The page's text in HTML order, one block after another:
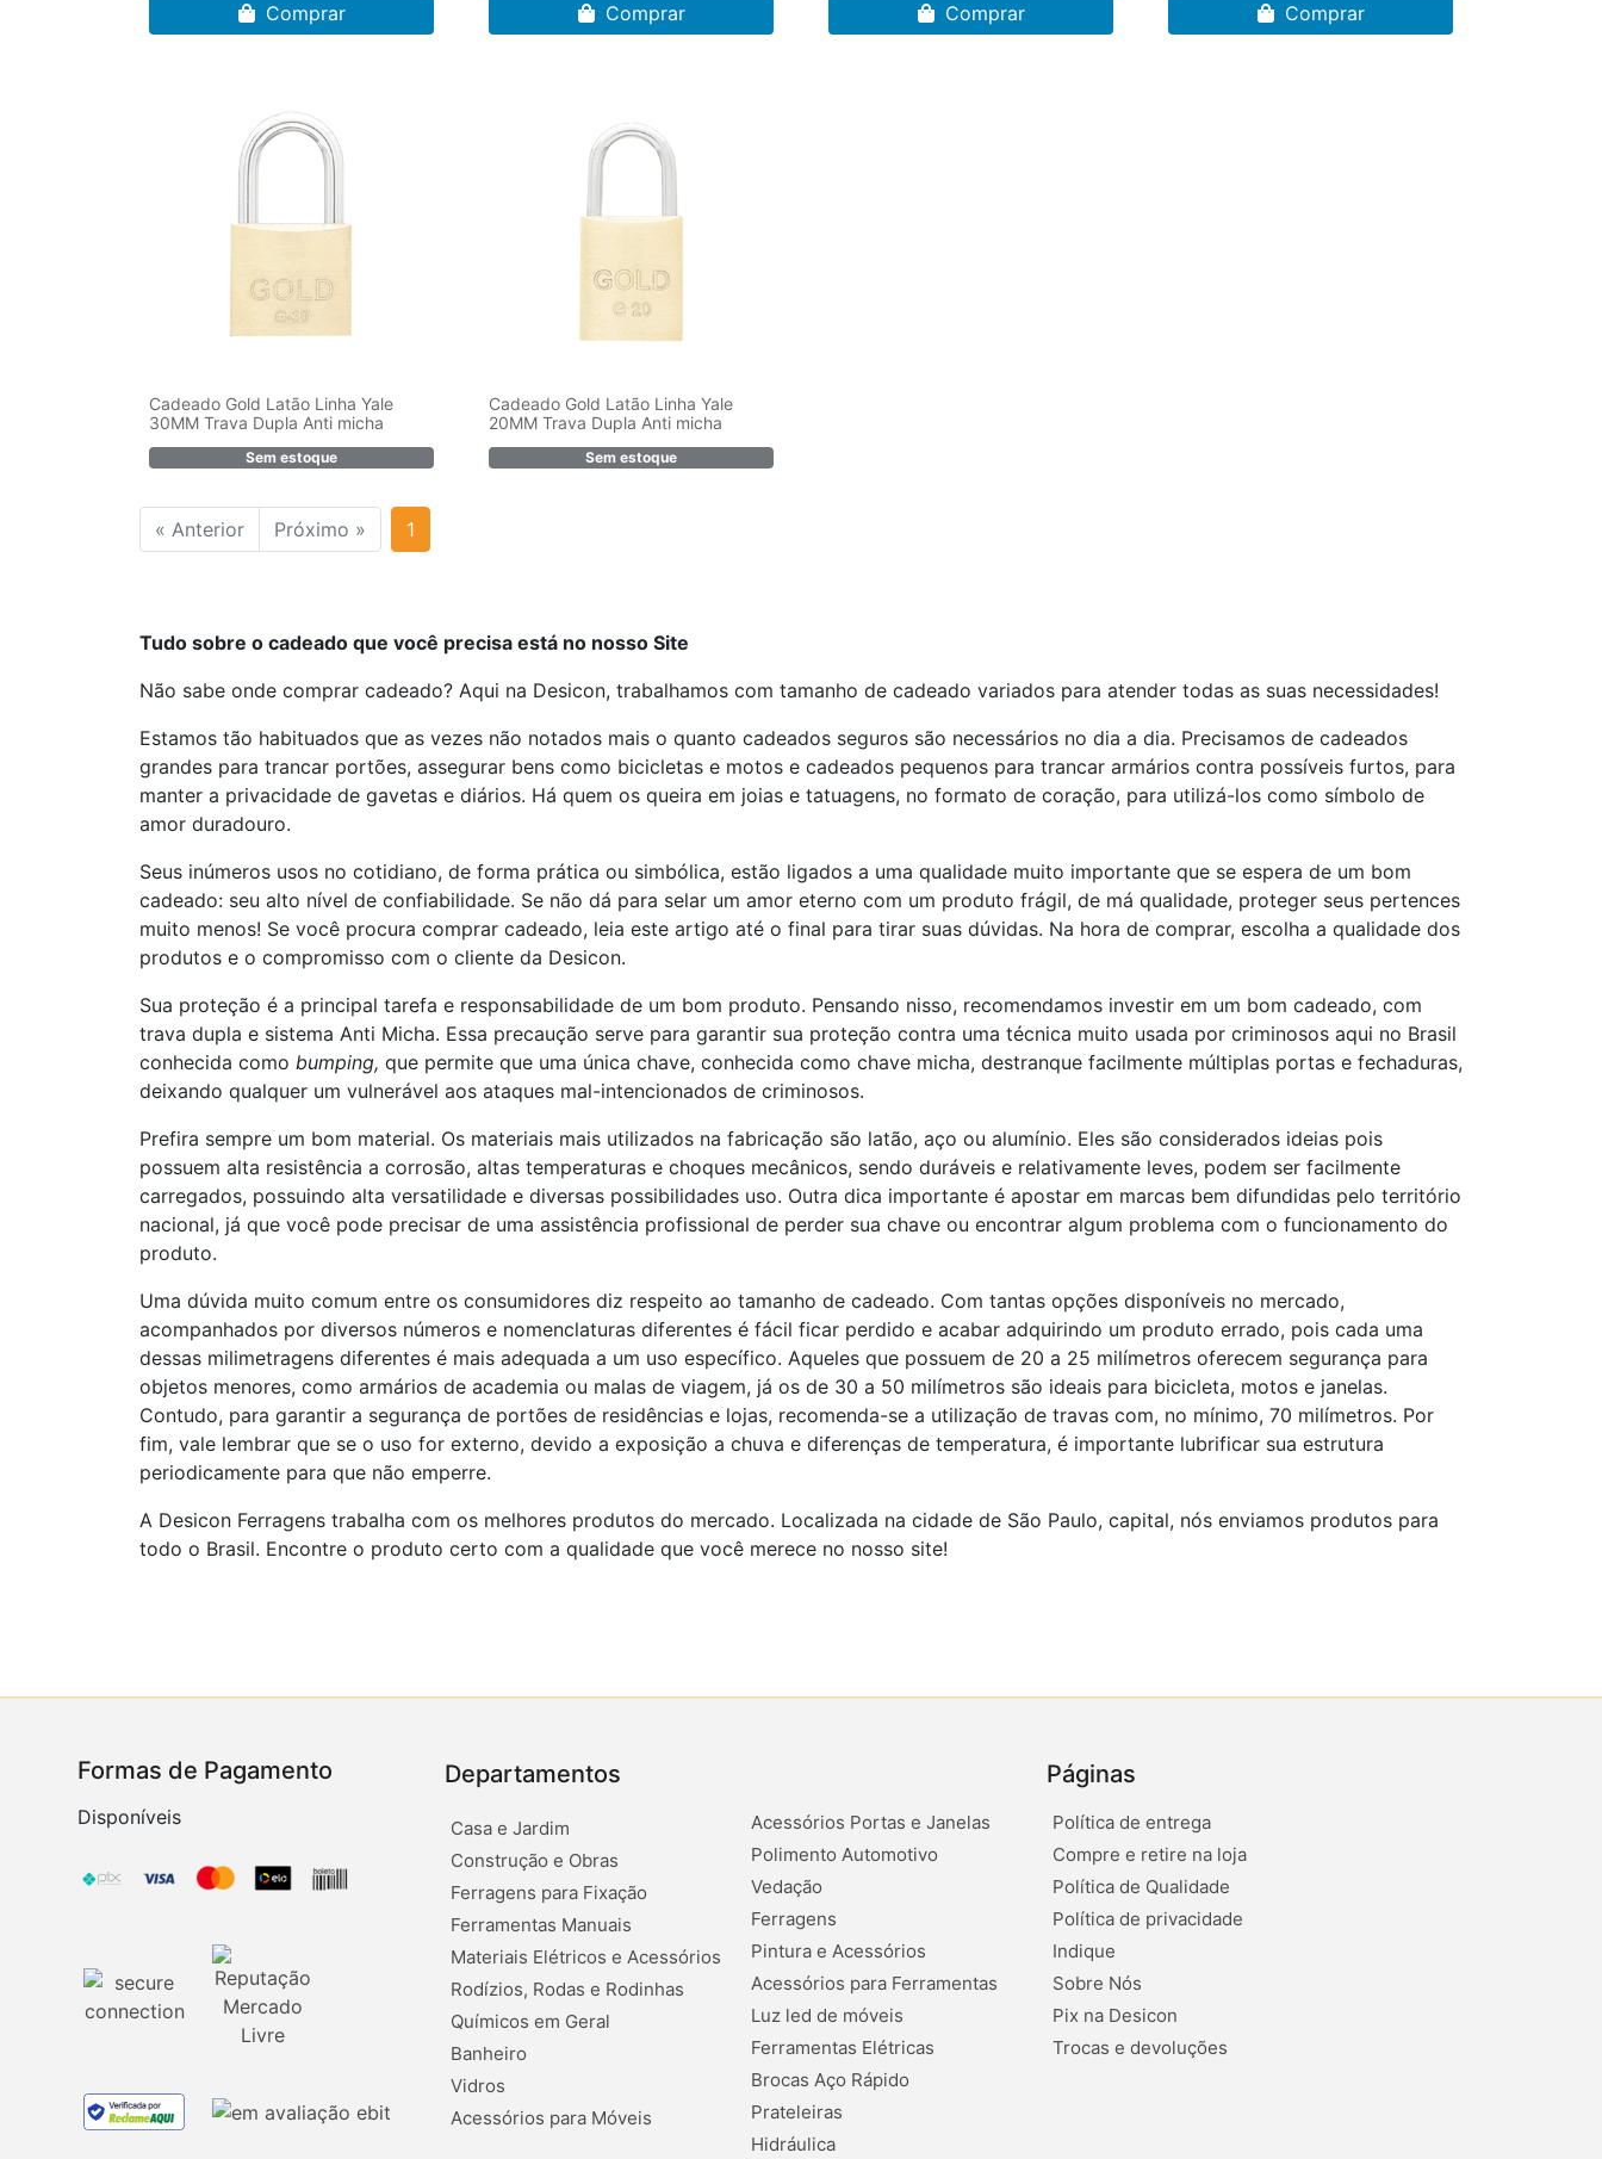
Comprar Comprar Comprar Comprar
Cadeado Gold Latão Linha Yale
30MM Trava Dupla Anti micha
Sem estoque
Cadeado Gold Latão Linha Yale
20MM Trava Dupla Anti micha
Sem estoque
« Anterior Próximo » 1
Tudo sobre o cadeado que você precisa está no nosso Site
Não sabe onde comprar cadeado? Aqui na Desicon, trabalhamos com tamanho de cadeado variados para atender todas as suas necessidades!
Estamos tão habituados que as vezes não notados mais o quanto cadeados seguros são necessários no dia a dia. Precisamos de cadeados
grandes para trancar portões, assegurar bens como bicicletas e motos e cadeados pequenos para trancar armários contra possíveis furtos, para
manter a privacidade de gavetas e diários. Há quem os queira em joias e tatuagens, no formato de coração, para utilizá-los como símbolo de
amor duradouro.
Seus inúmeros usos no cotidiano, de forma prática ou simbólica, estão ligados a uma qualidade muito importante que se espera de um bom
cadeado: seu alto nível de confiabilidade. Se não dá para selar um amor eterno com um produto frágil, de má qualidade, proteger seus pertences
muito menos! Se você procura comprar cadeado, leia este artigo até o final para tirar suas dúvidas. Na hora de comprar, escolha a qualidade dos
produtos e o compromisso com o cliente da Desicon.
Sua proteção é a principal tarefa e responsabilidade de um bom produto. Pensando nisso, recomendamos investir em um bom cadeado, com
trava dupla e sistema Anti Micha. Essa precaução serve para garantir sua proteção contra uma técnica muito usada por criminosos aqui no Brasil
conhecida como bumping, que permite que uma única chave, conhecida como chave micha, destranque facilmente múltiplas portas e fechaduras,
deixando qualquer um vulnerável aos ataques mal-intencionados de criminosos.
Prefira sempre um bom material. Os materiais mais utilizados na fabricação são latão, aço ou alumínio. Eles são considerados ideias pois
possuem alta resistência a corrosão, altas temperaturas e choques mecânicos, sendo duráveis e relativamente leves, podem ser facilmente
carregados, possuindo alta versatilidade e diversas possibilidades uso. Outra dica importante é apostar em marcas bem difundidas pelo território
nacional, já que você pode precisar de uma assistência profissional de perder sua chave ou encontrar algum problema com o funcionamento do
produto.
Uma dúvida muito comum entre os consumidores diz respeito ao tamanho de cadeado. Com tantas opções disponíveis no mercado,
acompanhados por diversos números e nomenclaturas diferentes é fácil ficar perdido e acabar adquirindo um produto errado, pois cada uma
dessas milimetragens diferentes é mais adequada a um uso específico. Aqueles que possuem de 20 a 25 milímetros oferecem segurança para
objetos menores, como armários de academia ou malas de viagem, já os de 30 a 50 milímetros são ideais para bicicleta, motos e janelas.
Contudo, para garantir a segurança de portões de residências e lojas, recomenda-se a utilização de travas com, no mínimo, 70 milímetros. Por
fim, vale lembrar que se o uso for externo, devido a exposição a chuva e diferenças de temperatura, é importante lubrificar sua estrutura
periodicamente para que não emperre.
A Desicon Ferragens trabalha com os melhores produtos do mercado. Localizada na cidade de São Paulo, capital, nós enviamos produtos para
todo o Brasil. Encontre o produto certo com a qualidade que você merece no nosso site!
Departamentos
Casa e Jardim
Construção e Obras
Ferragens para Fixação
Ferramentas Manuais
Materiais Elétricos e Acessórios
Rodízios, Rodas e Rodinhas
Químicos em Geral
Banheiro
Vidros
Acessórios para Móveis
Acessórios Portas e Janelas
Polimento Automotivo
Vedação
Ferragens
Pintura e Acessórios
Acessórios para Ferramentas
Luz led de móveis
Ferramentas Elétricas
Brocas Aço Rápido
Prateleiras
Hidráulica
Páginas
Política de entrega
Compre e retire na loja
Política de Qualidade
Política de privacidade
Indique
Sobre Nós
Pix na Desicon
Trocas e devoluções
Formas de Pagamento
Disponíveis